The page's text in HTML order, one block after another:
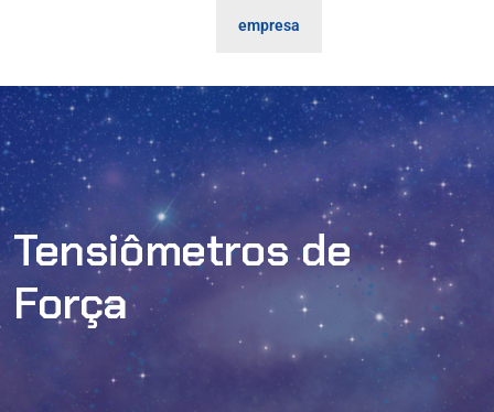
empresa
Tensiômetros de
Força